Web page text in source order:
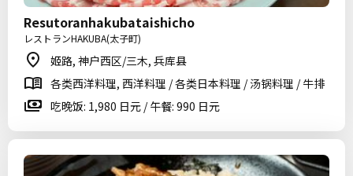
Resutoranhakubataishicho
レストランHAKUBA(太子町)
姬路, 神户西区/三木, 兵库县
各类西洋料理, 西洋料理 / 各类日本料理 / 汤锅料理 / 牛排
吃晚饭: 1,980 日元 / 午餐: 990 日元